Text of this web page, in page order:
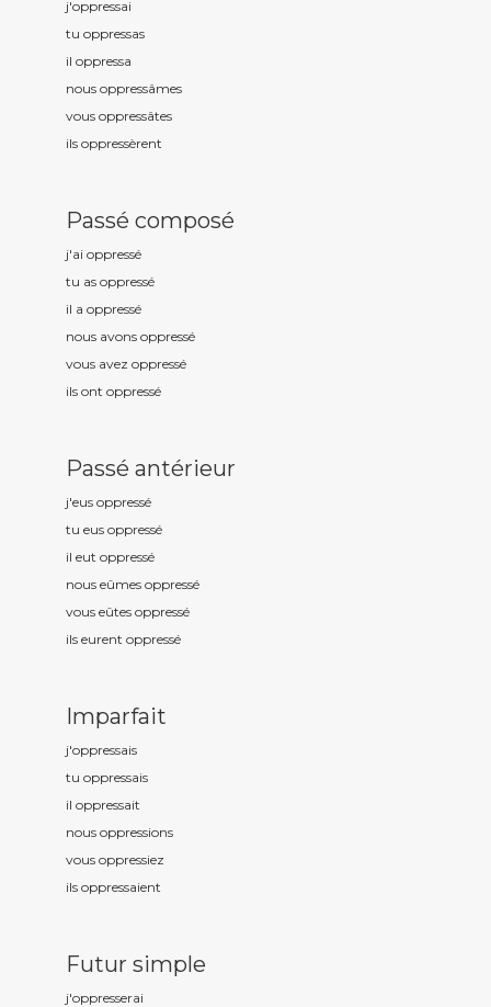
j'oppressai
tu oppressas
il oppressa
nous oppressâmes
vous oppressâtes
ils oppressèrent
Passé composé
j'ai oppressé
tu as oppressé
il a oppressé
nous avons oppressé
vous avez oppressé
ils ont oppressé
Passé antérieur
j'eus oppressé
tu eus oppressé
il eut oppressé
nous eûmes oppressé
vous eûtes oppressé
ils eurent oppressé
Imparfait
j'oppressais
tu oppressais
il oppressait
nous oppressions
vous oppressiez
ils oppressaient
Futur simple
j'oppresserai